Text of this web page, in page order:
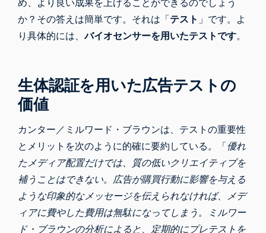
め、より良い成果を上げることができるのでしょう
か？その答えは簡単です。それは「テスト 」です。よ
り具体的には、バイオセンサーを用いたテストです。
生体認証を用いた広告テストの
価値
カンター／ミルワード・ブラウンは、テストの重要性
とメリットを次のように的確に要約している。 「優れ
たメディア配置だけでは、質の低いクリエイティブを
補うことはできない。広告が購買行動に影響を与える
ような印象的なメッセージを伝えられなければ、メデ
ィアに費やした費用は無駄になってしまう。ミルワー
ド・ブラウンの分析によると、定期的にプレテストを